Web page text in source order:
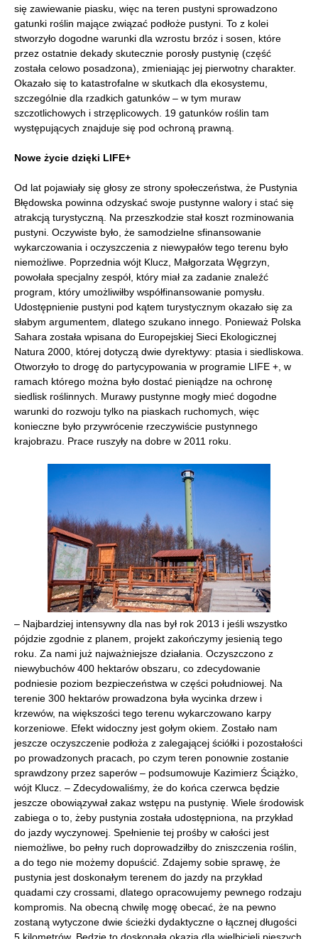
się zawiewanie piasku, więc na teren pustyni sprowadzono
gatunki roślin mające związać podłoże pustyni. To z kolei
stworzyło dogodne warunki dla wzrostu brzóz i sosen, które
przez ostatnie dekady skutecznie porosły pustynię (część
została celowo posadzona), zmieniając jej pierwotny charakter.
Okazało się to katastrofalne w skutkach dla ekosystemu,
szczególnie dla rzadkich gatunków – w tym muraw
szczotlichowych i strzęplicowych. 19 gatunków roślin tam
występujących znajduje się pod ochroną prawną.
Nowe życie dzięki LIFE+
Od lat pojawiały się głosy ze strony społeczeństwa, że Pustynia
Błędowska powinna odzyskać swoje pustynne walory i stać się
atrakcją turystyczną. Na przeszkodzie stał koszt rozminowania
pustyni. Oczywiste było, że samodzielne sfinansowanie
wykarczowania i oczyszczenia z niewypałów tego terenu było
niemożliwe. Poprzednia wójt Klucz, Małgorzata Węgrzyn,
powołała specjalny zespół, który miał za zadanie znaleźć
program, który umożliwiłby współfinansowanie pomysłu.
Udostępnienie pustyni pod kątem turystycznym okazało się za
słabym argumentem, dlatego szukano innego. Ponieważ Polska
Sahara została wpisana do Europejskiej Sieci Ekologicznej
Natura 2000, której dotyczą dwie dyrektywy: ptasia i siedliskowa.
Otworzyło to drogę do partycypowania w programie LIFE +, w
ramach którego można było dostać pieniądze na ochronę
siedlisk roślinnych. Murawy pustynne mogły mieć dogodne
warunki do rozwoju tylko na piaskach ruchomych, więc
konieczne było przywrócenie rzeczywiście pustynnego
krajobrazu. Prace ruszyły na dobre w 2011 roku.
– Najbardziej intensywny dla nas był rok 2013 i jeśli wszystko
pójdzie zgodnie z planem, projekt zakończymy jesienią tego
roku. Za nami już najważniejsze działania. Oczyszczono z
niewybuchów 400 hektarów obszaru, co zdecydowanie
podniesie poziom bezpieczeństwa w części południowej. Na
terenie 300 hektarów prowadzona była wycinka drzew i
krzewów, na większości tego terenu wykarczowano karpy
korzeniowe. Efekt widoczny jest gołym okiem. Zostało nam
jeszcze oczyszczenie podłoża z zalegającej ściółki i pozostałości
po prowadzonych pracach, po czym teren ponownie zostanie
sprawdzony przez saperów – podsumowuje Kazimierz Ściążko,
wójt Klucz. – Zdecydowaliśmy, że do końca czerwca będzie
jeszcze obowiązywał zakaz wstępu na pustynię. Wiele środowisk
zabiega o to, żeby pustynia została udostępniona, na przykład
do jazdy wyczynowej. Spełnienie tej prośby w całości jest
niemożliwe, bo pełny ruch doprowadziłby do zniszczenia roślin,
a do tego nie możemy dopuścić. Zdajemy sobie sprawę, że
pustynia jest doskonałym terenem do jazdy na przykład
quadami czy crossami, dlatego opracowujemy pewnego rodzaju
kompromis. Na obecną chwilę mogę obecać, że na pewno
zostaną wytyczone dwie ścieżki dydaktyczne o łącznej długości